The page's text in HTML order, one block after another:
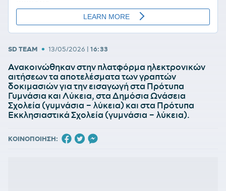
SD TEAM • 13/05/2026 | 16:33
Ανακοινώθηκαν στην πλατφόρμα ηλεκτρονικών
αιτήσεων τα αποτελέσματα των γραπτών
δοκιμασιών για την εισαγωγή στα Πρότυπα
Γυμνάσια και Λύκεια, στα Δημόσια Ωνάσεια
Σχολεία (γυμνάσια – λύκεια) και στα Πρότυπα
Εκκλησιαστικά Σχολεία (γυμνάσια – λύκεια).
ΚΟΙΝΟΠΟΙΗΣΗ: